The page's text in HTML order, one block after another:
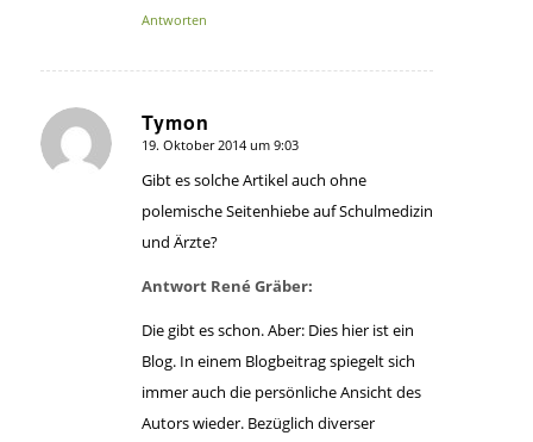
Antworten
Tymon
sagte:
19. Oktober 2014 um 9:03
Gibt es solche Artikel auch ohne
polemische Seitenhiebe auf Schulmedizin
und Ärzte?
Antwort René Gräber:
Die gibt es schon. Aber: Dies hier ist ein
Blog. In einem Blogbeitrag spiegelt sich
immer auch die persönliche Ansicht des
Autors wieder. Bezüglich diverser